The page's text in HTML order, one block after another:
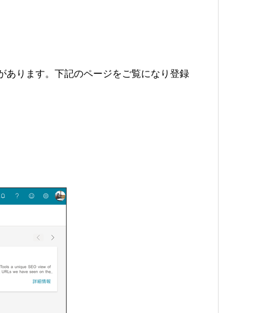
あります。下記のページをご覧になり登録